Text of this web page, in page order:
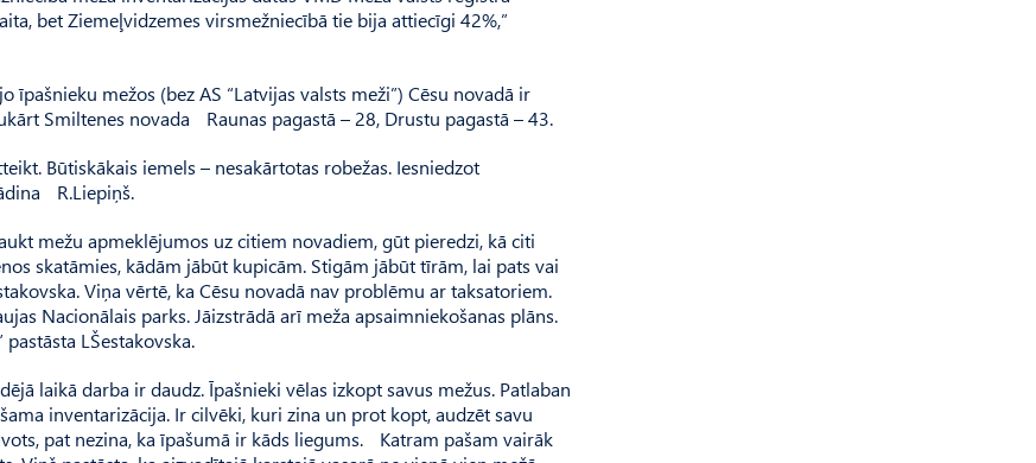
bet Zie­meļvidzemes virsmežniecībā tie bija attiecīgi 42%,”
mežos (bez AS “Latvijas valsts meži”) Cēsu novadā ir
Smiltenes novada Raunas pagastā – 28, Drustu pagastā – 43.
Būtiskākais iemels – nesakārtotas robežas. Iesniedzot
R.Liepiņš.
mežu apmeklējumos uz citiem novadiem, gūt pieredzi, kā citi
skatāmies, kādām jābūt kupicām. Stigām jābūt tīrām, lai pats vai
Viņa vērtē, ka Cēsu novadā nav problēmu ar taksatoriem.
Nacionālais parks. Jāizstrādā arī meža apsaimniekošanas plāns.
LŠestakovska.
laikā darba ir daudz. Īpašnieki vēlas izkopt savus mežus. Patlaban
inventarizācija. Ir cilvēki, kuri zina un prot kopt, audzēt savu
pat nezina, ka īpašumā ir kāds liegums. Katram pašam vairāk